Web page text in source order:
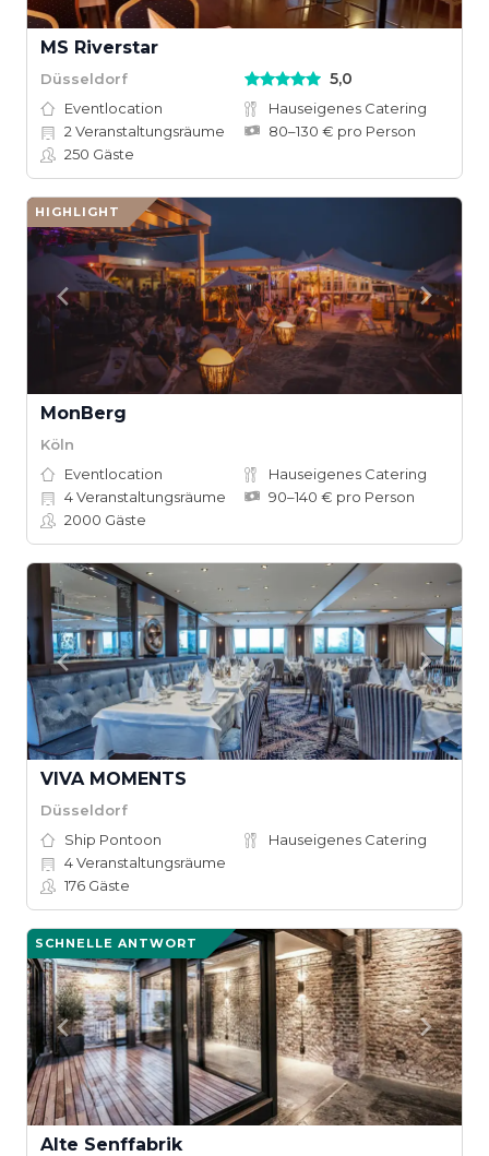
MS Riverstar
Düsseldorf 5,0
Eventlocation
Hauseigenes Catering
2 Veranstaltungsräume
80–130 € pro Person
250 Gäste
HIGHLIGHT
MonBerg
Köln
Eventlocation
Hauseigenes Catering
4Veranstaltungsräume
90–140 € pro Person
2000 Gäste
VIVA MOMENTS
Düsseldorf
Ship Pontoon
Hauseigenes Catering
4Veranstaltungsräume
176 Gäste
SCHNELLE ANTWORT
Alte Senffabrik